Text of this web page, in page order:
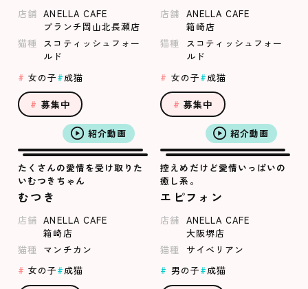
店舗 ANELLA CAFE
ブランチ岡山北長瀬店
猫種
スコティッシュフォー
ルド
女の子
成猫
募集中
店舗 ANELLA CAFE
箱崎店
猫種
スコティッシュフォー
ルド
女の子
成猫
募集中
紹介動画
たくさんの愛情を受け取りた
いむつきちゃん
むつき
店舗 ANELLA CAFE
箱崎店
猫種
マンチカン
女の子
成猫
紹介動画
控えめだけど愛情いっぱいの
癒し系。
エピフォン
店舗 ANELLA CAFE
大阪堺店
猫種
サイベリアン
男の子
成猫